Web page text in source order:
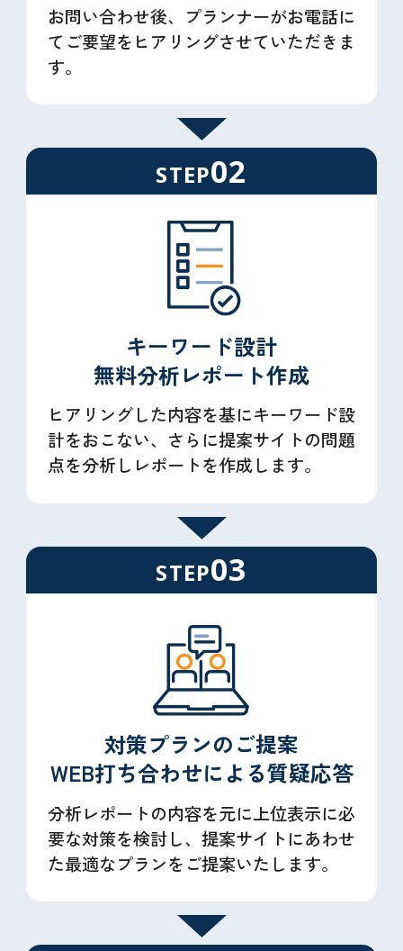
お問い合わせ後、プランナーがお電話に
てご要望をヒアリングさせていただきま
す。
STEP02
キーワード設計
無料分析レポート作成
ヒアリングした内容を基にキーワード設
計をおこない、さらに提案サイトの問題
点を分析しレポートを作成します。
STEP03
対策プランのご提案
WEB打ち合わせによる質疑応答
分析レポートの内容を元に上位表示に必
要な対策を検討し、提案サイトにあわせ
た最適なプランをご提案いたします。